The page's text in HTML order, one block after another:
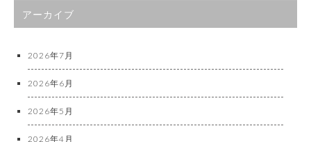
アーカイブ
2026年7月
2026年6月
2026年5月
2026年4月